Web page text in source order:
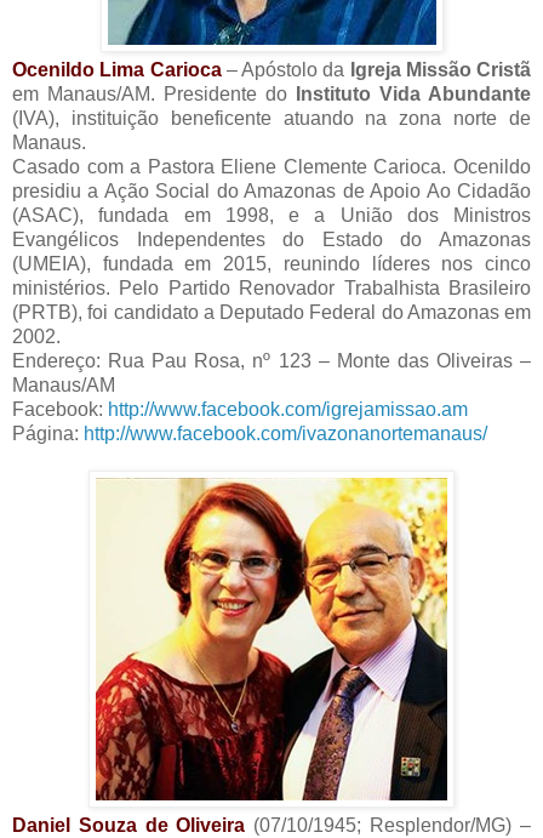
Ocenildo Lima Carioca– Apóstolo da Igreja Missão Cristã
em Manaus/AM. Presidente do
Instituto Vida Abundante
(IVA), instituição beneficente atuando na zona norte de
Manaus.
Casado com a Pastora Eliene Clemente Carioca. Ocenildo
presidiu a Ação Social do Amazonas de Apoio Ao Cidadão
(ASAC), fundada em 1998, e a União dos Ministros
Evangélicos Independentes do Estado do Amazonas
(UMEIA), fundada em 2015, reunindo líderes nos cinco
ministérios. Pelo Partido Renovador Trabalhista Brasileiro
(PRTB), foi candidato a Deputado Federal do Amazonas em
2002.
Endereço: Rua Pau Rosa, nº 123 – Monte das Oliveiras –
Manaus/AM
Facebook: http://www.facebook.com/igrejamissao.am
Página: http://www.facebook.com/ivazonanortemanaus/
Daniel Souza de Oliveira (07/10/1945; Resplendor/MG) –